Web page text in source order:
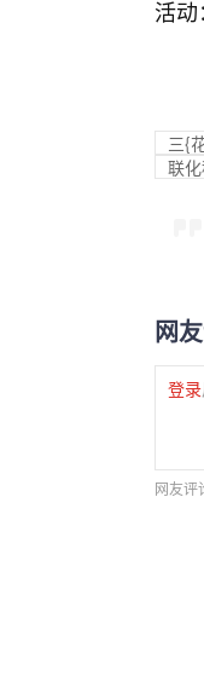
活
三{
联
网
登录
网友评